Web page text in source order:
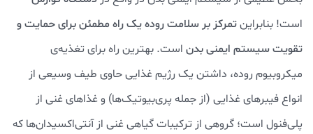
است! بنابراینتمرکز بر سلامت روده یک راه مطمئن برای حمایت و
تقویت سیستم ایمنیبدن است. بهترین راه برای تغذیه‌ی
میکروبیوم روده، داشتن یک رژیم غذایی حاوی طیف وسیعی از
انواع فیبرهای غذایی (از جمله پری‌بیوتیک‌ها) و غذاهای غنی از
پلی‌فنول است؛ گروهی از ترکیبات گیاهی غنی از آنتی‌اکسیدان‌ها که